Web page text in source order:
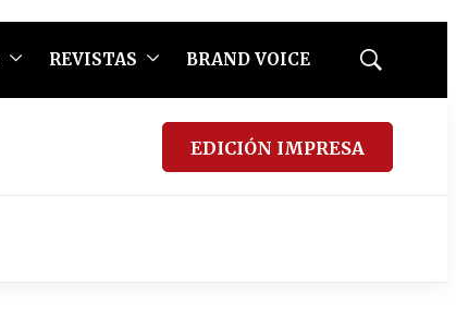
REVISTAS BRAND VOICE
Mostrar
EDICIÓN IMPRESA